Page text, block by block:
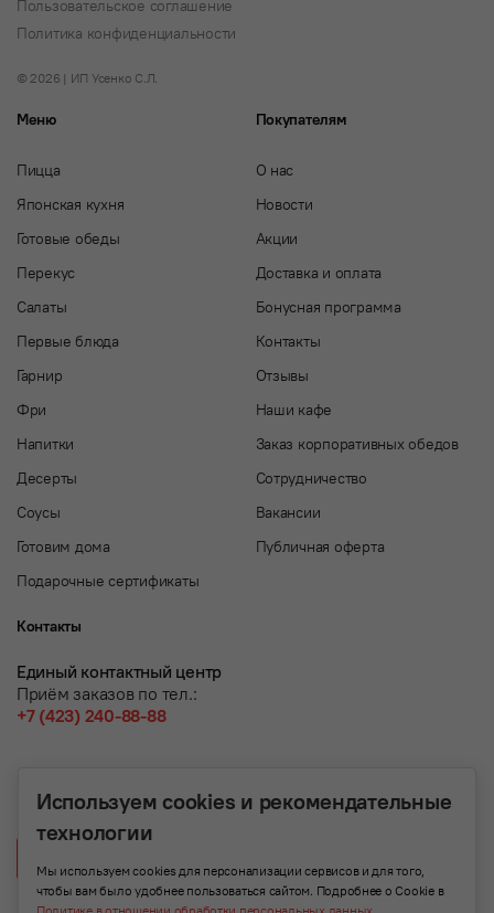
Пользовательское соглашение
Политика конфиденциальности
© 2026 | ИП Усенко С.Л.
Меню
Пицца
Японская кухня
Готовые обеды
Перекус
Салаты
Первые блюда
Гарнир
Фри
Напитки
Десерты
Соусы
Готовим дома
Подарочные сертификаты
Покупателям
О нас
Новости
Акции
Доставка и оплата
Бонусная программа
Контакты
Отзывы
Наши кафе
Заказ корпоративных обедов
Сотрудничество
Вакансии
Публичная оферта
Контакты
Единый контактный центр
Приём заказов по тел.:
+7 (423) 240-88-88
Используем cookies и рекомендательные
технологии
Мы используем cookies для персонализации сервисов и для того,
чтобы вам было удобнее пользоваться сайтом. Подробнее о Cookie в